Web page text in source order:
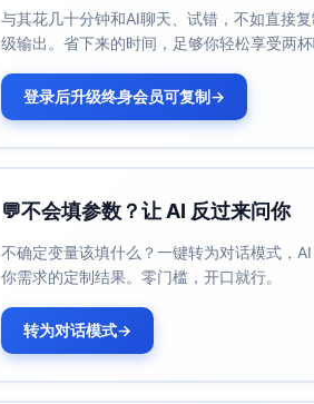
部链路控制，不对外展示）。
验收标准：
构造含热点品种与不均匀订单分布
标持续达标，撮合入口队列积压不超
约束条件：
消息队列与缓存采用开源实现；支
优先级评估：业务关键（最高优先级）
需求描述：系统在开盘前5分钟吸收并
重复的前提下完成接入、风控校验、路
与其花几十分钟和AI聊天、试错，不如直接
级输出。省下来的时间，足够你轻松享受两杯
登录后升级终身会员可复制→
💬不会填参数？让 AI 反过来问你
不确定变量该填什么？一键转为对话模式，
你需求的定制结果。零门槛，开口就行。
转为对话模式→